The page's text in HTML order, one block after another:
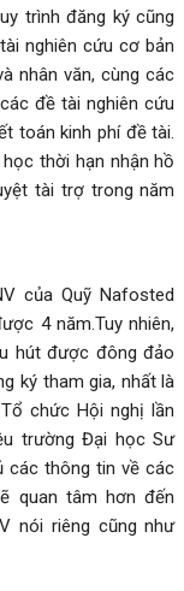
trình đăng ký cũng
nghiên cứu cơ bản
nhân văn, cùng các
đề tài nghiên cứu
toán kinh phí đề tài.
thời hạn nhận hồ
tài trợ trong năm
của Quỹ Nafosted
4 năm.Tuy nhiên,
hút được đông đảo
ký tham gia, nhất là
chức Hội nghị lần
trường Đại học Sư
các thông tin về các
quan tâm hơn đến
nói riêng cũng như